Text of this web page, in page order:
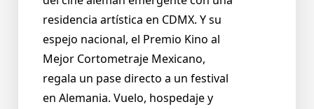
residencia artística en CDMX. Y su
espejo nacional, el Premio Kino al
Mejor Cortometraje Mexicano,
regala un pase directo a un festival
en Alemania. Vuelo, hospedaje y